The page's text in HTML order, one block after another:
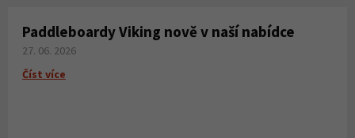
Paddleboardy Viking nově v naší nabídce
27. 06. 2026
Číst více